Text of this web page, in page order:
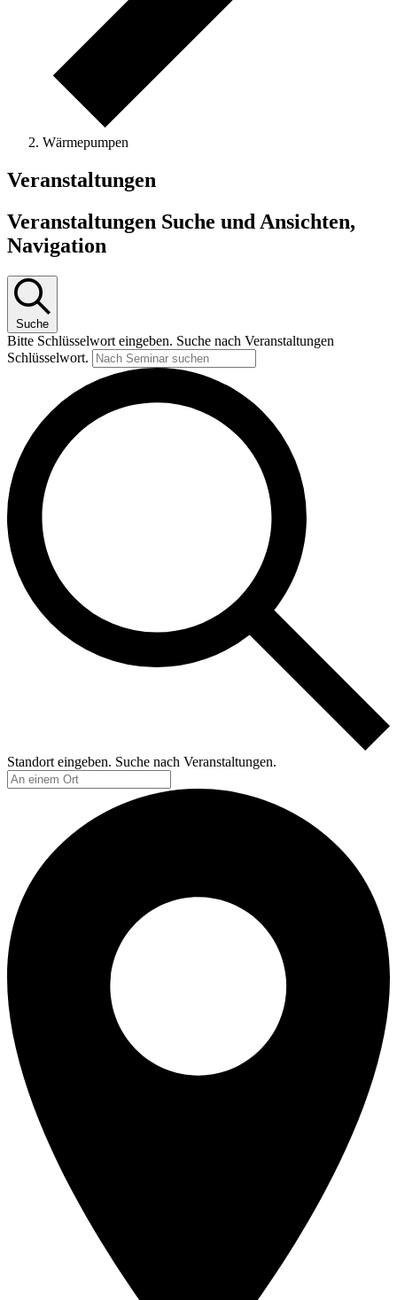
Wärmepumpen
Veranstaltungen
Veranstaltungen Suche und Ansichten,
Navigation
Suche
Bitte Schlüsselwort eingeben. Suche nach Veranstaltungen
Schlüsselwort.
Standort eingeben. Suche nach Veranstaltungen.